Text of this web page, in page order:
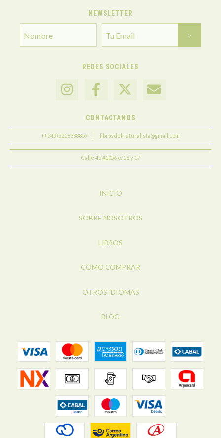
NEWSLETTER
REDES SOCIALES
CONTACTANOS
(+549)2216388857 librosdelnaturalista@gmail.com
Calle 45 #1056 e/16 y 17
INICIO
SOBRE NOSOTROS
LIBROS
CÓMO COMPRAR
OTROS IDIOMAS
BLOG